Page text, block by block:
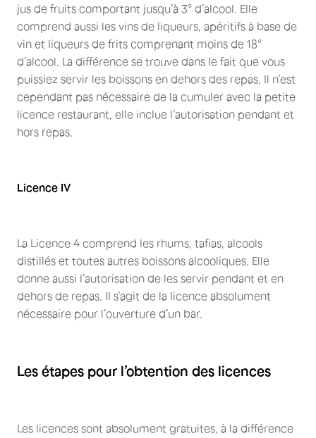
jus de fruits comportant jusqu’à 3° d’alcool. Elle
comprend aussi les vins de liqueurs, apéritifs à base de
vin et liqueurs de frits comprenant moins de 18°
d’alcool. La différence se trouve dans le fait que vous
puissiez servir les boissons en dehors des repas. Il n’est
cependant pas nécessaire de la cumuler avec la petite
licence restaurant, elle inclue l’autorisation pendant et
hors repas.
Licence IV
La Licence 4 comprend les rhums, tafias, alcools
distillés et toutes autres boissons alcooliques. Elle
donne aussi l’autorisation de les servir pendant et en
dehors de repas. Il s’agit de la licence absolument
nécessaire pour l’ouverture d’un bar.
Les étapes pour l’obtention des licences
Les licences sont absolument gratuites, à la différence